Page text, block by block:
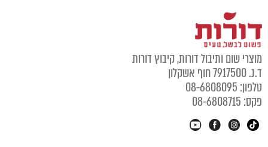
שום ותיבול דורות, קיבוץ דורות
חוף אשקלון
08-6808095
08-6808715